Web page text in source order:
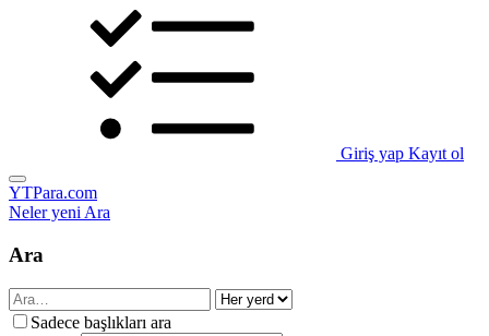
Giriş yap Kayıt ol
YTPara.com
Neler yeniAra
Ara
Sadece başlıkları ara